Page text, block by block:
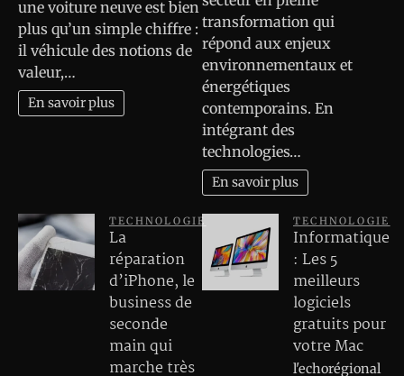
une voiture neuve est bien
plus qu’un simple chiffre :
il véhicule des notions de
valeur,…
En savoir plus
transformation qui
répond aux enjeux
environnementaux et
énergétiques
contemporains. En
intégrant des
technologies…
En savoir plus
TECHNOLOGIE
La
réparation
d’iPhone, le
business de
seconde
main qui
marche très
TECHNOLOGIE
Informatique
: Les 5
meilleurs
logiciels
gratuits pour
votre Mac
l'echorégional